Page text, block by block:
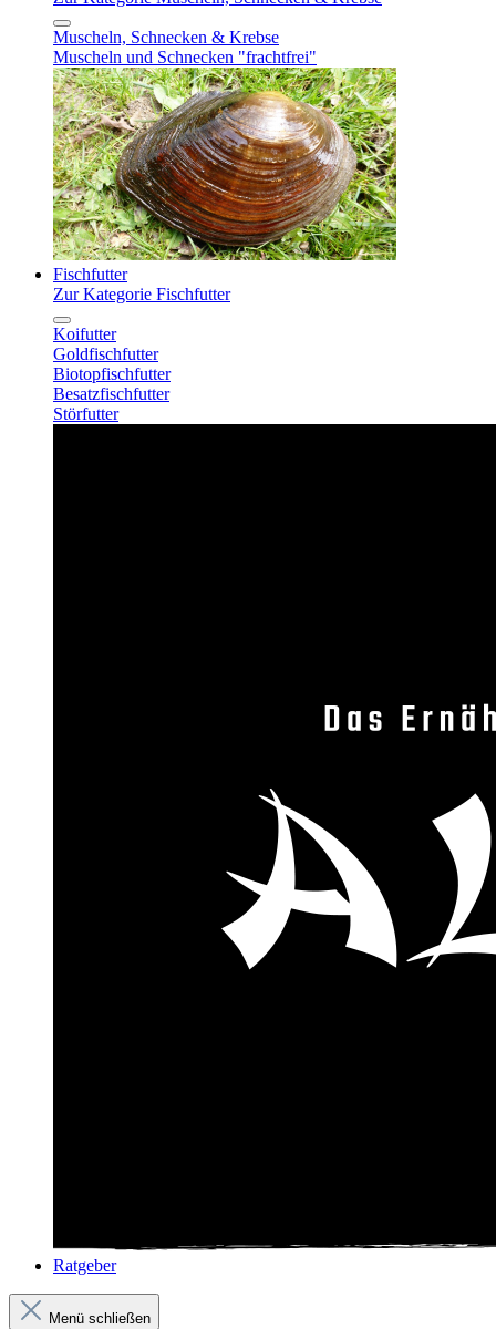
Muscheln, Schnecken & Krebse
Muscheln und Schnecken "frachtfrei"
Fischfutter
Zur Kategorie Fischfutter
Koifutter
Goldfischfutter
Biotopfischfutter
Besatzfischfutter
Störfutter
Ratgeber
Menü schließen